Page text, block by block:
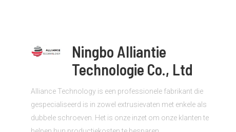
Ningbo Alliantie
Technologie Co., Ltd
Alliance Technology is een professionele fabrikant die
gespecialiseerd is in zowel extrusievaten met enkele als
dubbele schroeven. Het is onze inzet om onze klanten te